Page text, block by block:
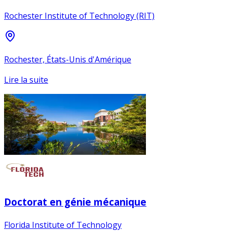
Rochester Institute of Technology (RIT)
Rochester, États-Unis d'Amérique
Lire la suite
Doctorat en génie mécanique
Florida Institute of Technology